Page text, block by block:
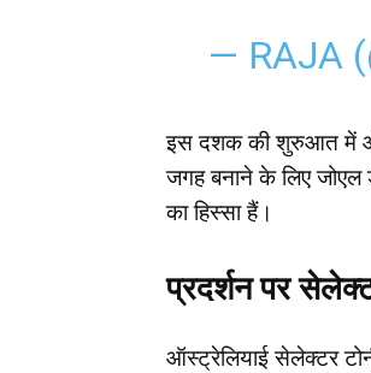
— RAJA
इस दशक की शुरुआत में
जगह बनाने के लिए जोएल
का हिस्सा हैं।
प्रदर्शन पर
ऑस्ट्रेलियाई सेलेक्टर